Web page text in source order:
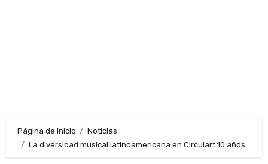
Página de inicio
Noticias
La diversidad musical latinoamericana en Circulart 10 años